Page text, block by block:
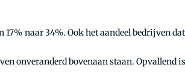
naar 34%. Ook het aandeel bedrijven
onveranderd bovenaan staan. Opvallend